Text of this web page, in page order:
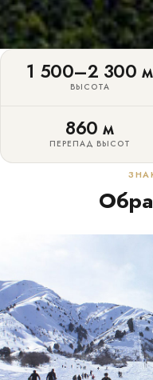
1 500–2 300 м
ВЫСОТА
860 м
ПЕРЕПАД ВЫСОТ